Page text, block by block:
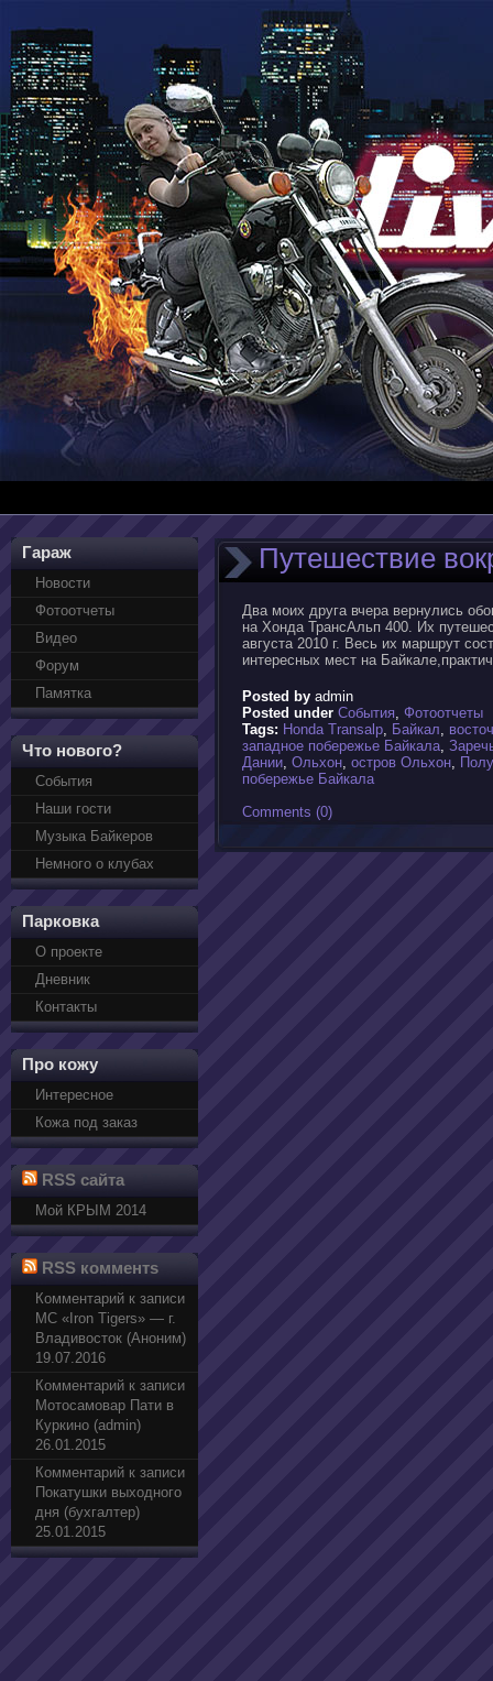
Гараж
Новости
Фотоотчеты
Видео
Форум
Памятка
Что нового?
События
Наши гости
Музыка Байкеров
Немного о клубах
Парковка
О проекте
Дневник
Контакты
Про кожу
Интересное
Кожа под заказ
RSS сайта
Мой КРЫМ 2014
RSS комментs
Комментарий к записи
МС «Iron Tigers» — г.
Владивосток (Аноним)
19.07.2016
Комментарий к записи
Мотосамовар Пати в
Куркино (admin)
26.01.2015
Комментарий к записи
Покатушки выходного
дня (бухгалтер)
25.01.2015
Путешествие
Два моих друга вчера вернулись
на Хонда ТрансАльп 400. Их
августа 2010 г. Весь их маршрут
интересных мест на
Posted by admin
Posted under События, Фотоотчеты
Tags: Honda Transalp, Байкал,
западное побережье Байкала,
Дании, Ольхон, остров Ольхон,
побережье Байкала
Comments (0)